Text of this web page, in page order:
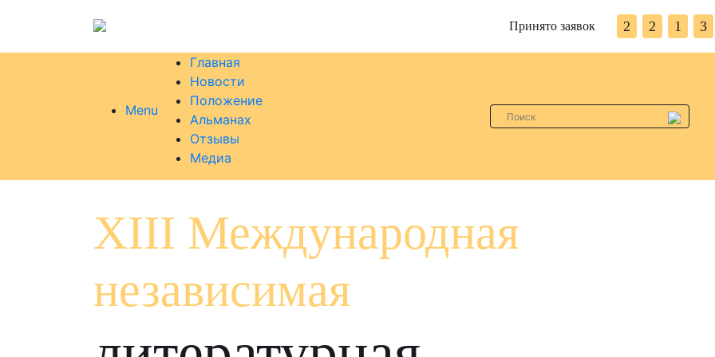
Принято заявок 2 2 1 3
Menu
Главная
Новости
Положение
Альманах
Отзывы
Медиа
XIII Международная
независимая